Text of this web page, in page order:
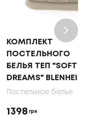
КОМПЛЕКТ
ПОСТЕЛЬНОГО
БЕЛЬЯ ТЕП "SOFT
DREAMS" BLENHEIM
Постельное белье
1398 грн